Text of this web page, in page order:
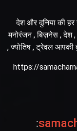
देश और दुनिया की हर
मनोरंजन , बिज़नेस , देश ,
, ज्योतिष , ट्रेवल
https://
: